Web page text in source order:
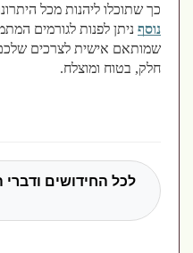
כך שתוכלו ליהנות מכל
נוסףניתן לפנות לגורמים
שמותאם אישית לצרכים
חלק, בטוח ומוצלח.
לכל החידושים ודברי